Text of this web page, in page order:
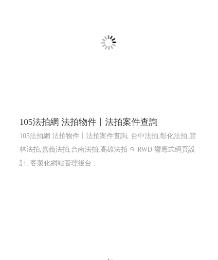
105法拍網 法拍物件〡法拍案件查詢
105法拍網 法拍物件〡法拍案件查詢, 台中法拍,彰化法拍,雲
林法拍,嘉義法拍,台南法拍,高雄法拍
RWD 響應式網頁設
計, 客製化網站管理後台 ,